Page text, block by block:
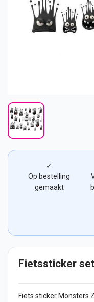
✓
Op bestelling
gemaakt
Fietssticker
Fiets sticker Monsters